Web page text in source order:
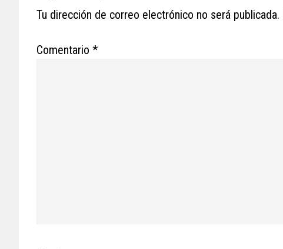
Tu dirección de correo electrónico no será publicada.
Comentario *